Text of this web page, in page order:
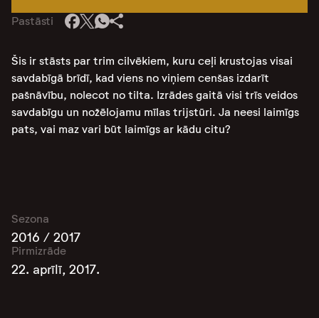
Pastāsti
Šis ir stāsts par trim cilvēkiem, kuru ceļi krustojas visai
savdabīgā brīdī, kad viens no viņiem cenšas izdarīt
pašnāvību, nolecot no tilta. Izrādes gaitā visi trīs veidos
savdabīgu un nožēlojamu mīlas trijstūri. Ja neesi laimīgs
pats, vai maz vari būt laimīgs ar kādu citu?
Sezona
2016 / 2017
Pirmizrāde
22. aprīlī, 2017.